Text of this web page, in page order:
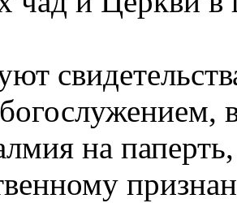
богослужением,
на